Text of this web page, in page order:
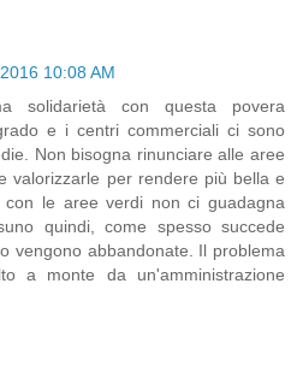
10:08 AM
solidarietà con questa povera
e i centri commerciali ci sono
Non bisogna rinunciare alle aree
valorizzarle per rendere più bella e
con le aree verdi non ci guadagna
quindi, come spesso succede
vengono abbandonate. Il problema
a monte da un'amministrazione